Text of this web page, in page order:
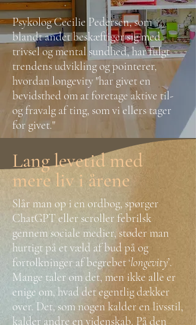
Psykolog Cecilie Pedersen, som
blandt andet beskæftiger sig med
trivsel og mental sundhed, har fulgt
trendens udvikling og pointerer,
hvordan longevity "har givet en
bevidsthed om at foretage aktive til-
og fravalg af ting, som vi ellers tager
for givet."
Lang levetid med
mere liv i årene
Slår man op i en ordbog, spørger
ChatGPT eller scroller febrilsk
gennem sociale medier, støder man
hurtigt på et væld af bud på og
fortolkninger af begrebet ‘longevity’.
Mange taler om det, men ikke alle er
enige om, hvad det egentlig dækker
over. Det, som nogen kalder en livsstil,
kalder andre en videnskab. På den